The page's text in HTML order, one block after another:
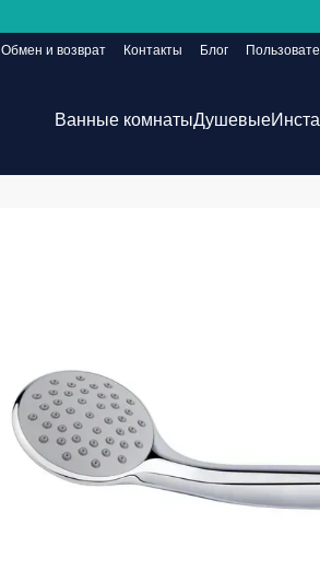
Обмен и возврат Контакты Блог
Ванные комнатыДушевые